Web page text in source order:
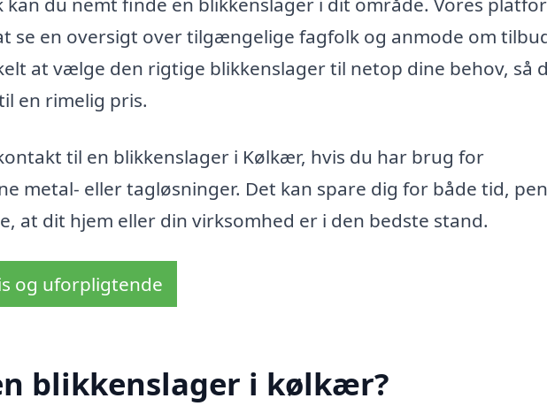
se en oversigt over tilgængelige fagfolk og anmode om
at vælge den rigtige blikkenslager til netop dine behov, så
en rimelig pris.
til en blikkenslager i Kølkær, hvis du har brug for
metal- eller tagløsninger. Det kan spare dig for både tid,
at dit hjem eller din virksomhed er i den bedste stand.
og uforpligtende
blikkenslager i kølkær?